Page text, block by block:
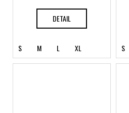
DETAIL
S M L XL S